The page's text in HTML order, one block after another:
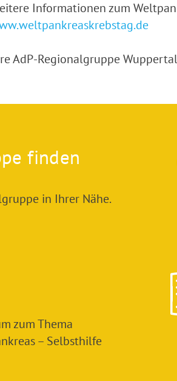
Informationen zum
AdP-Regionalgruppe Wuppertal
finden
in Ihrer Nähe.
zum Thema
– Selbsthilfe